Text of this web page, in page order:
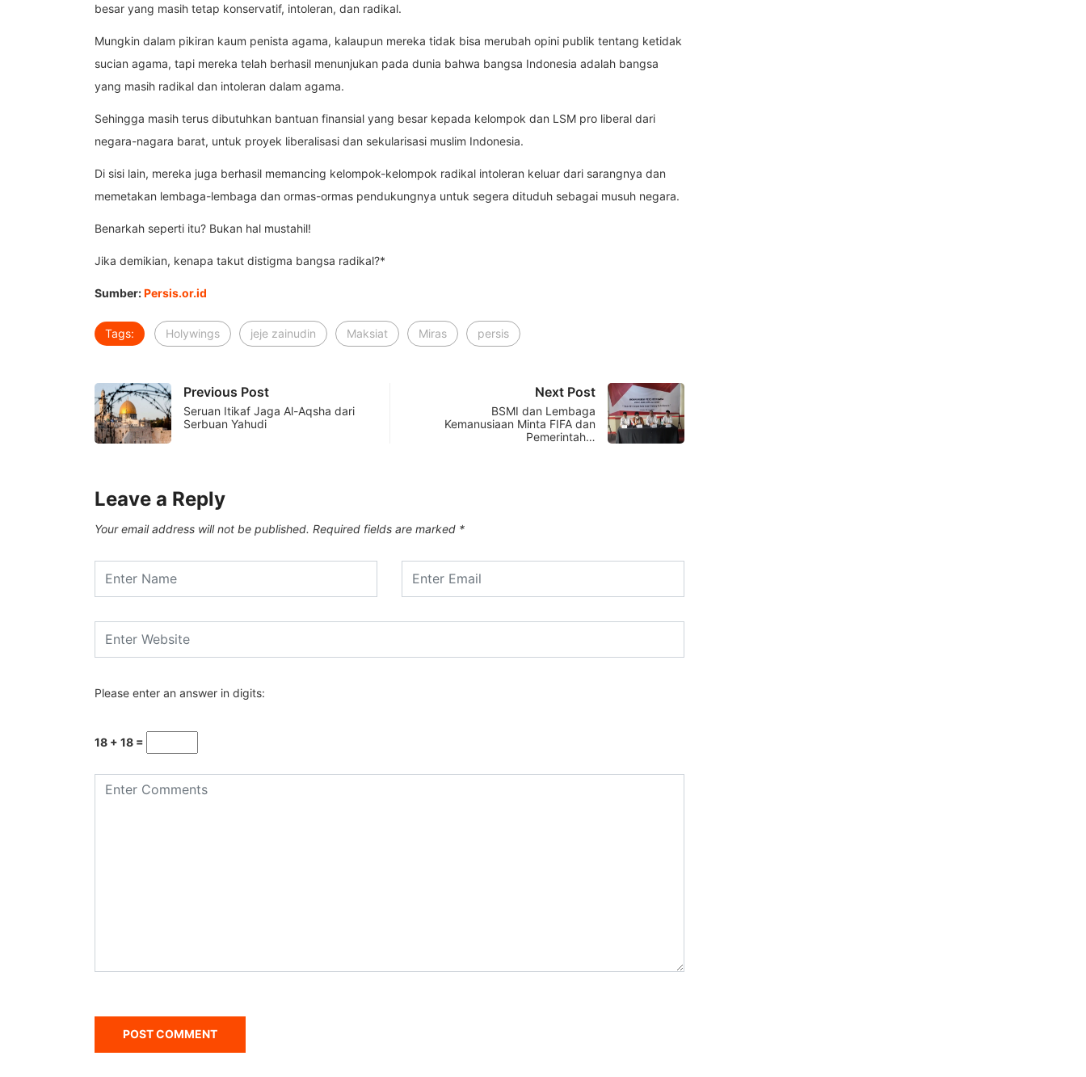
besar yang masih tetap konservatif, intoleran, dan radikal.
Mungkin dalam pikiran kaum penista agama, kalaupun mereka tidak bisa merubah opini publik tentang ketidak
sucian agama, tapi mereka telah berhasil menunjukan pada dunia bahwa bangsa Indonesia adalah bangsa
yang masih radikal dan intoleran dalam agama.
Sehingga masih terus dibutuhkan bantuan finansial yang besar kepada kelompok dan LSM pro liberal dari
negara-nagara barat, untuk proyek liberalisasi dan sekularisasi muslim Indonesia.
Di sisi lain, mereka juga berhasil memancing kelompok-kelompok radikal intoleran keluar dari sarangnya dan
memetakan lembaga-lembaga dan ormas-ormas pendukungnya untuk segera dituduh sebagai musuh negara.
Benarkah seperti itu? Bukan hal mustahil!
Jika demikian, kenapa takut distigma bangsa radikal?*
Sumber:Persis.or.id
Tags: Holywings jeje zainudin Maksiat Miras persis
Previous Post
Seruan Itikaf Jaga Al-Aqsha dari
Serbuan Yahudi
Next Post
BSMI dan Lembaga
Kemanusiaan Minta FIFA dan
Pemerintah…
Leave a Reply
Your email address will not be published. Required fields are marked *
Please enter an answer in digits:
18 + 18 =